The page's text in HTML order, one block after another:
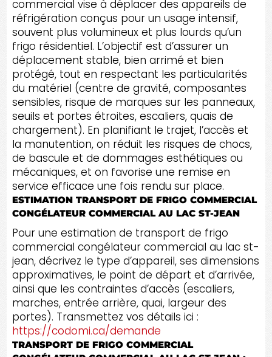
commercial vise à déplacer des appareils de
réfrigération conçus pour un usage intensif,
souvent plus volumineux et plus lourds qu’un
frigo résidentiel. L’objectif est d’assurer un
déplacement stable, bien arrimé et bien
protégé, tout en respectant les particularités
du matériel (centre de gravité, composantes
sensibles, risque de marques sur les panneaux,
seuils et portes étroites, escaliers, quais de
chargement). En planifiant le trajet, l’accès et
la manutention, on réduit les risques de chocs,
de bascule et de dommages esthétiques ou
mécaniques, et on favorise une remise en
service efficace une fois rendu sur place.
ESTIMATION TRANSPORT DE FRIGO COMMERCIAL
CONGÉLATEUR COMMERCIAL AU LAC ST-JEAN
Pour une estimation de transport de frigo
commercial congélateur commercial au lac st-
jean, décrivez le type d’appareil, ses dimensions
approximatives, le point de départ et d’arrivée,
ainsi que les contraintes d’accès (escaliers,
marches, entrée arrière, quai, largeur des
portes). Transmettez vos détails ici :
https://codomi.ca/demande
TRANSPORT DE FRIGO COMMERCIAL